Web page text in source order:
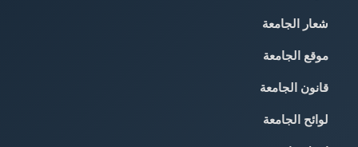
شعار الجامعة
موقع الجامعة
قانون الجامعة
لوائح الجامعة